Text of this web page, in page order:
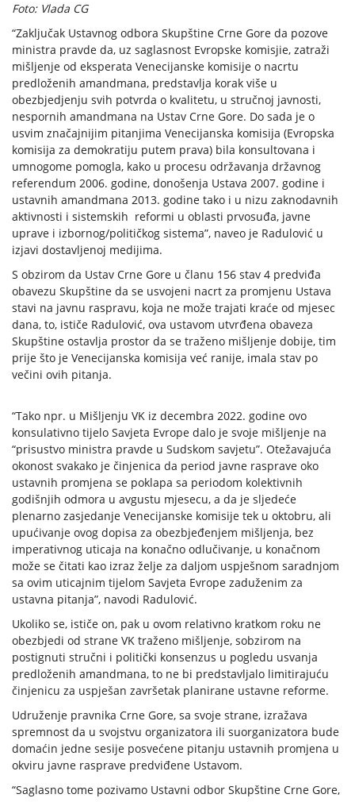
Foto: Vlada CG
“Zaključak Ustavnog odbora Skupštine Crne Gore da pozove
ministra pravde da, uz saglasnost Evropske komisjie, zatraži
mišljenje od eksperata Venecijanske komisije o nacrtu
predloženih amandmana, predstavlja korak više u
obezbjedjenju svih potvrda o kvalitetu, u stručnoj javnosti,
nespornih amandmana na Ustav Crne Gore. Do sada je o
usvim značajnijim pitanjima Venecijanska komisija (Evropska
komisija za demokratiju putem prava) bila konsultovana i
umnogome pomogla, kako u procesu održavanja državnog
referendum 2006. godine, donošenja Ustava 2007. godine i
ustavnih amandmana 2013. godine tako i u nizu zaknodavnih
aktivnosti i sistemskih reformi u oblasti prvosuđa, javne
uprave i izbornog/političkog sistema”, naveo je Radulović u
izjavi dostavljenoj medijima.
S obzirom da Ustav Crne Gore u članu 156 stav 4 predviđa
obavezu Skupštine da se usvojeni nacrt za promjenu Ustava
stavi na javnu raspravu, koja ne može trajati kraće od mjesec
dana, to, ističe Radulović, ova ustavom utvrđena obaveza
Skupštine ostavlja prostor da se traženo mišljenje dobije, tim
prije što je Venecijanska komisija već ranije, imala stav po
večini ovih pitanja.
“Tako npr. u Mišljenju VK iz decembra 2022. godine ovo
konsulativno tijelo Savjeta Evrope dalo je svoje mišljenje na
“prisustvo ministra pravde u Sudskom savjetu”. Otežavajuća
okonost svakako je činjenica da period javne rasprave oko
ustavnih promjena se poklapa sa periodom kolektivnih
godišnjih odmora u avgustu mjesecu, a da je sljedeće
plenarno zasjedanje Venecijanske komisije tek u oktobru, ali
upućivanje ovog dopisa za obezbjeđenjem mišljenja, bez
imperativnog uticaja na konačno odlučivanje, u konačnom
može se čitati kao izraz želje za daljom uspješnom saradnjom
sa ovim uticajnim tijelom Savjeta Evrope zaduženim za
ustavna pitanja”, navodi Radulović.
Ukoliko se, ističe on, pak u ovom relativno kratkom roku ne
obezbjedi od strane VK traženo mišljenje, sobzirom na
postignuti stručni i politički konsenzus u pogledu usvanja
predloženih amandmana, to ne bi predstavljalo limitirajuću
činjenicu za uspješan završetak planirane ustavne reforme.
Udruženje pravnika Crne Gore, sa svoje strane, izražava
spremnost da u svojstvu organizatora ili suorganizatora bude
domaćin jedne sesije posvećene pitanju ustavnih promjena u
okviru javne rasprave predviđene Ustavom.
“Saglasno tome pozivamo Ustavni odbor Skupštine Crne Gore,